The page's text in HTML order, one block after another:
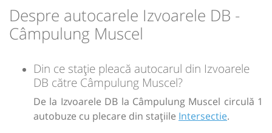
-
Sursa: GRUP ATYC SRL| Ultima actualizare:
Despre autocarele Izvoarele DB -
Câmpulung Muscel
Din ce stație pleacă autocarul din Izvoarele
DB către Câmpulung Muscel?
De la Izvoarele DB la Câmpulung Muscel circulă 1
autobuze cu plecare din stațiile Intersectie.